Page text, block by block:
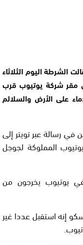
– قالت الشرطة اليوم الثلاثاء
مقر شركة يوتيوب قرب
على الأرض والسلالم
رسالة عبر تويتر إلى
المملوكة لجوجل
يوتيوب يخرجون من
إنه استقبل عددا غير